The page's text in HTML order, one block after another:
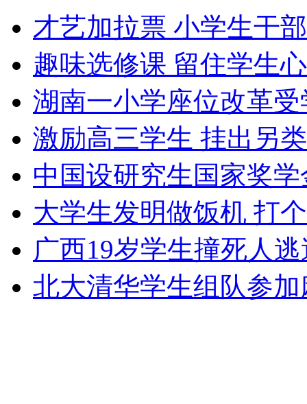
消防员救轻生者 花炮节热闹非凡 减压"枕头大战"
纽约上演“枕头大战”
司机酒驾遇交警 急速倒车逃窜
才艺加拉票 小学生干
趣味选修课 留住学生心
湖南一小学座位改革
激励高三学生 挂出另
中国设研究生国家奖
大学生发明做饭机 打
广西19岁学生撞死人
北大清华学生组队参